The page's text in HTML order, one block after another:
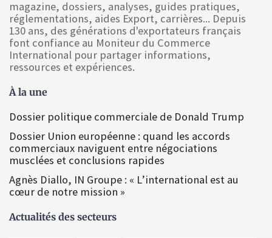
magazine, dossiers, analyses, guides pratiques,
réglementations, aides Export, carrières... Depuis
130 ans, des générations d'exportateurs français
font confiance au Moniteur du Commerce
International pour partager informations,
ressources et expériences.
À la une
Dossier politique commerciale de Donald Trump
Dossier Union européenne : quand les accords
commerciaux naviguent entre négociations
musclées et conclusions rapides
Agnès Diallo, IN Groupe : « L’international est au
cœur de notre mission »
Actualités des secteurs